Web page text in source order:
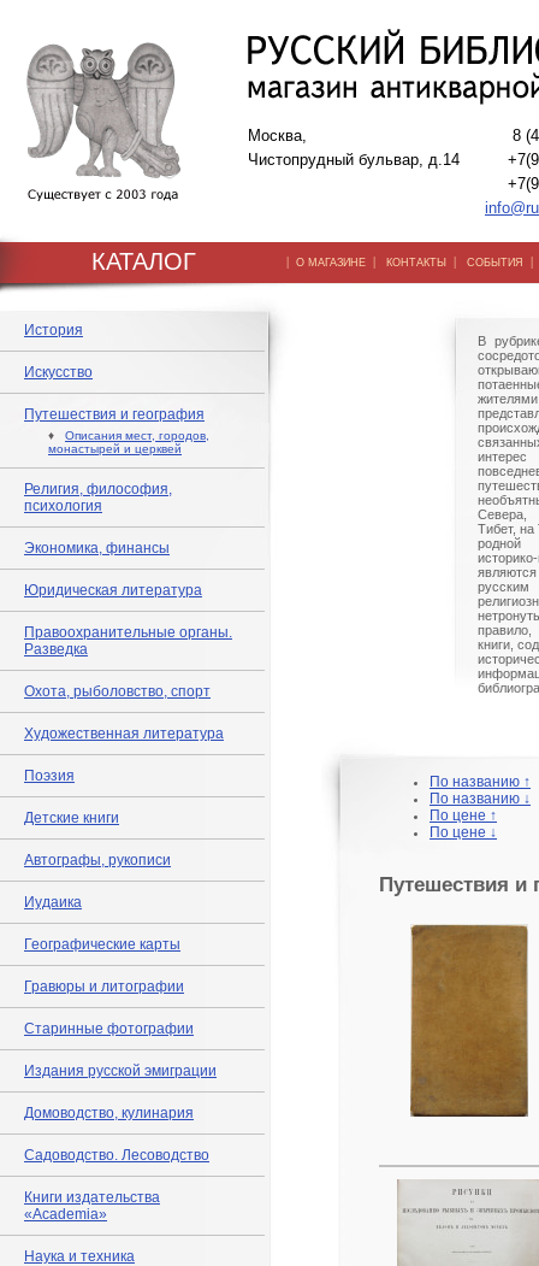
Москва,
Чистопрудный бульвар, д.14
8
КАТАЛОГ | О МАГАЗИНЕ | КОНТАКТЫ | СОБЫТИЯ
История
Искусство
Путешествия и география
♦ Описания мест, городов,
монастырей и церквей
Религия, философия,
психология
Экономика, финансы
Юридическая литература
Правоохранительные органы.
Разведка
Охота, рыболовство, спорт
Художественная литература
Поэзия
Детские книги
Автографы, рукописи
Иудаика
Географические карты
Гравюры и литографии
Старинные фотографии
Издания русской эмиграции
Домоводство, кулинария
Садоводство. Лесоводство
Книги издательства
«Academia»
Наука и техника
В
Севера,
Тибет,
родной
правило,
книги,
По названию ↑
По названию ↓
По цене ↑
По цене ↓
Путешествия и